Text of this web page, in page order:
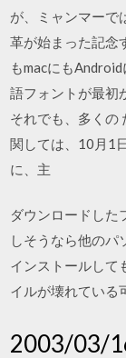
が、ミャンマーで
革が始まった記念
もmacにも
語フォントが最初
それでも、多くの
関しては、10月1
に、主
ダウンロードした
しそうなら他のパ
インストールして
イルが壊れている
2003/03/